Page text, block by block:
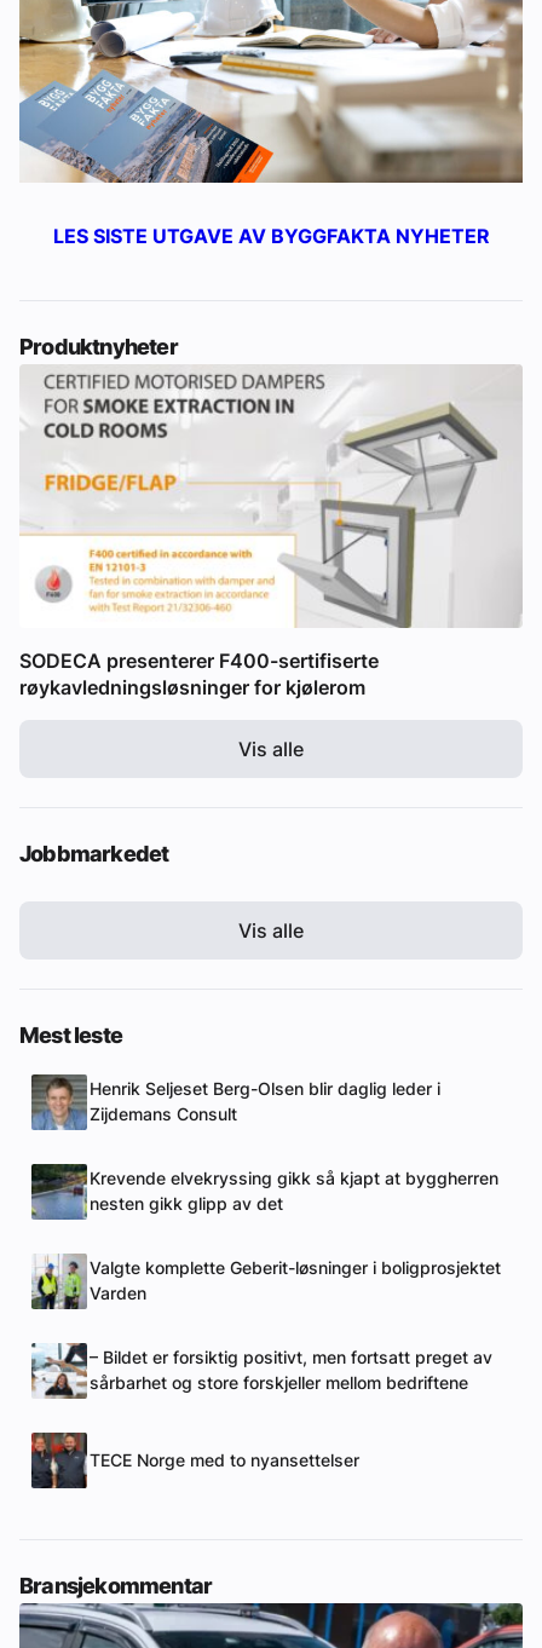
LES SISTE UTGAVE AV BYGGFAKTA NYHETER
Produktnyheter
SODECA presenterer F400-sertifiserte
røykavledningsløsninger for kjølerom
Vis alle
Jobbmarkedet
Vis alle
Mest leste
Henrik Seljeset Berg-Olsen blir daglig leder i
Zijdemans Consult
Krevende elvekryssing gikk så kjapt at byggherren
nesten gikk glipp av det
Valgte komplette Geberit-løsninger i boligprosjektet
Varden
– Bildet er forsiktig positivt, men fortsatt preget av
sårbarhet og store forskjeller mellom bedriftene
TECE Norge med to nyansettelser
Bransjekommentar